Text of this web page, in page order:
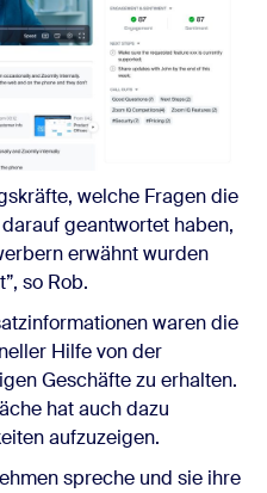
welche Fragen die
geantwortet haben,
erwähnt wurden
so Rob.
waren die
Hilfe von der
Geschäfte zu erhalten.
hat auch dazu
aufzuzeigen.
spreche und sie ihre